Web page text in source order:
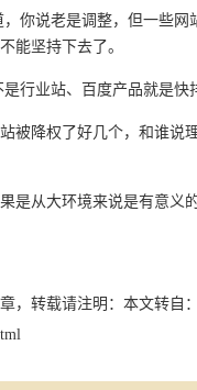
你说老是调整，但一些
能坚持下去了。
行业站、百度产品就是
被降权了好几个，和谁说
是从大环境来说是有意义
，转载请注明：本文转自：